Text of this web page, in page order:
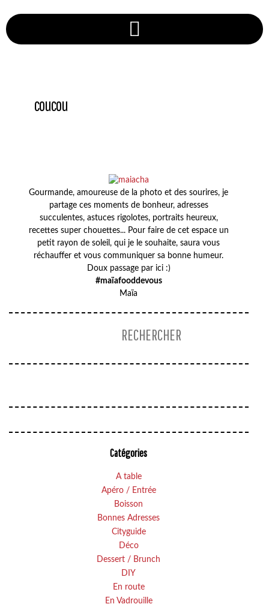
coucou
Gourmande, amoureuse de la photo et des sourires, je
partage ces moments de bonheur, adresses
succulentes, astuces rigolotes, portraits heureux,
recettes super chouettes... Pour faire de cet espace un
petit rayon de soleil, qui je le souhaite, saura vous
réchauffer et vous communiquer sa bonne humeur.
Doux passage par ici :)
#maïafooddevous
Maïa
Catégories
A table
Apéro / Entrée
Boisson
Bonnes Adresses
Cityguide
Déco
Dessert / Brunch
DIY
En route
En Vadrouille